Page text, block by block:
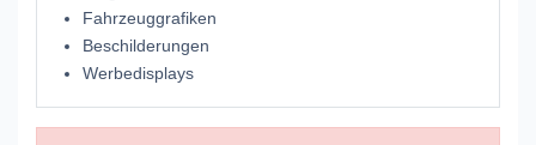
Fahrzeuggrafiken
Beschilderungen
Werbedisplays